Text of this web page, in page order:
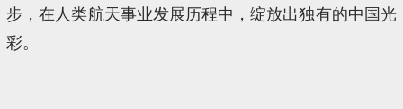
步，在人类航天事业发展历程中，绽放出独有的中国光
彩。